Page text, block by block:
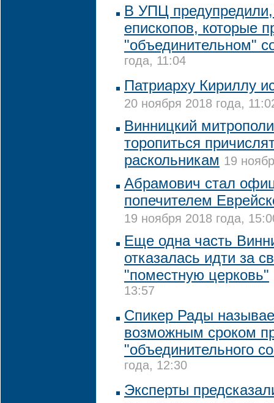
В УПЦ предупредили,
епископов, которые
"объединительном"
года, 11:04
Патриарху Кириллу
20 ноября 2018 года,
Винницкий
торопиться
раскольникам 19
Абрамович стал
попечителем
19 ноября 2018 года,
Еще одна часть
отказалась идти за
"поместную церковь"
13:57
Спикер Рады
возможным сроком
"объединительного
года, 12:30
Эксперты